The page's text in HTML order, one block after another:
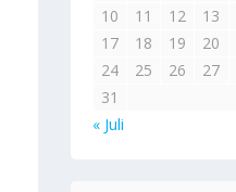
10
11 12 13
17
18 19 20
24
25 26 27
31
« Juli